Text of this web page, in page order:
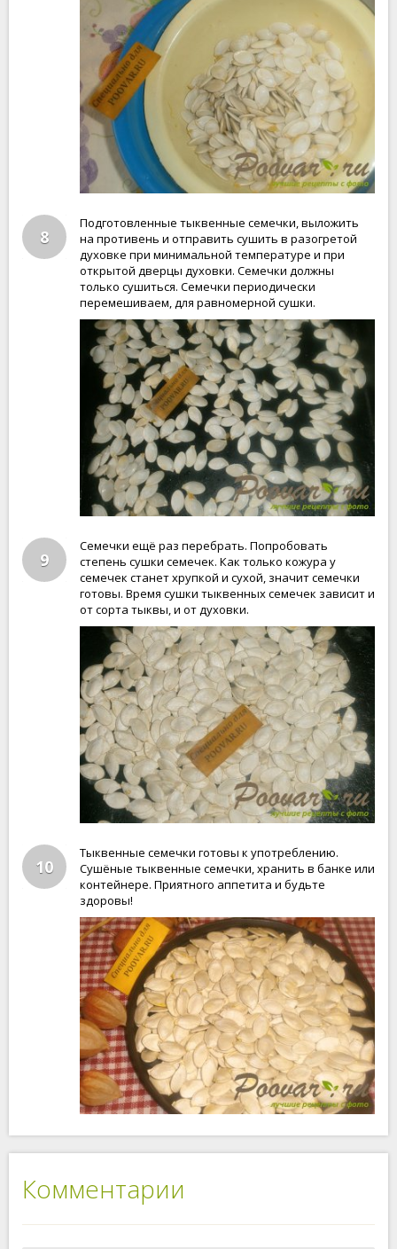
8
Подготовленные тыквенные семечки, выложить
на противень и отправить сушить в разогретой
духовке при минимальной температуре и при
открытой дверцы духовки. Семечки должны
только сушиться. Семечки периодически
перемешиваем, для равномерной сушки.
9
Семечки ещё раз перебрать. Попробовать
степень сушки семечек. Как только кожура у
семечек станет хрупкой и сухой, значит семечки
готовы. Время сушки тыквенных семечек зависит и
от сорта тыквы, и от духовки.
10
Тыквенные семечки готовы к употреблению.
Сушёные тыквенные семечки, хранить в банке или
контейнере. Приятного аппетита и будьте
здоровы!
Комментарии